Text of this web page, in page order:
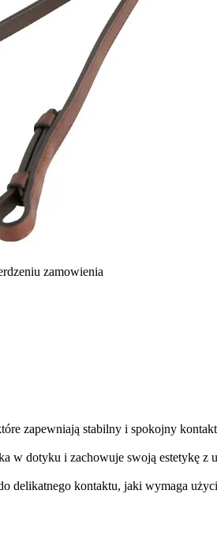
zamowienia
zapewniają stabilny i spokojny
w dotyku i zachowuje swoją estetykę
delikatnego kontaktu, jaki wymaga